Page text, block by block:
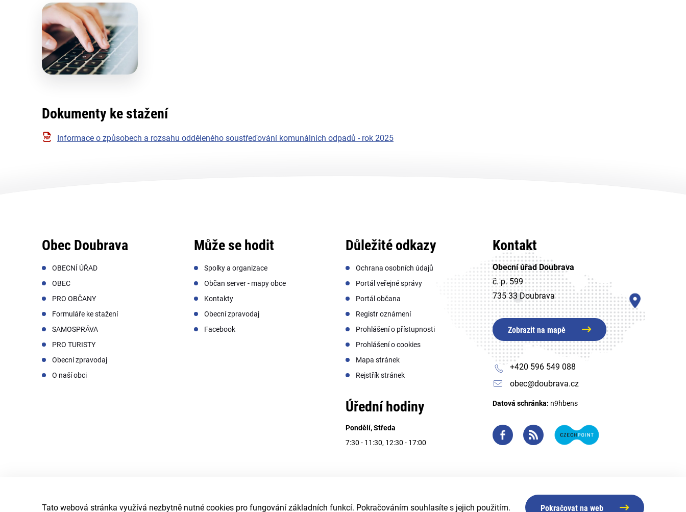
Tato webová stránka využívá nezbytně nutné cookies pro fungování základních funkcí. Pokračováním souhlasíte s jejich použitím. Pokračovat na web
Dokumenty ke stažení
Informace o způsobech a rozsahu odděleného soustřeďování komunálních odpadů - rok 2025
Obec Doubrava
OBECNÍ ÚŘAD
OBEC
PRO OBČANY
Formuláře ke stažení
SAMOSPRÁVA
PRO TURISTY
Obecní zpravodaj
O naší obci
Může se hodit
Spolky a organizace
Občan server - mapy obce
Kontakty
Obecní zpravodaj
Facebook
Důležité odkazy
Ochrana osobních údajů
Portál veřejné správy
Portál občana
Registr oznámení
Prohlášení o přístupnosti
Prohlášení o cookies
Mapa stránek
Rejstřík stránek
Úřední hodiny
Pondělí, Středa
7:30 - 11:30, 12:30 - 17:00
Kontakt
Obecní úřad Doubrava
č. p. 599
735 33 Doubrava
Zobrazit na mapě
+420 596 549 088
obec@doubrava.cz
Datová schránka: n9hbens